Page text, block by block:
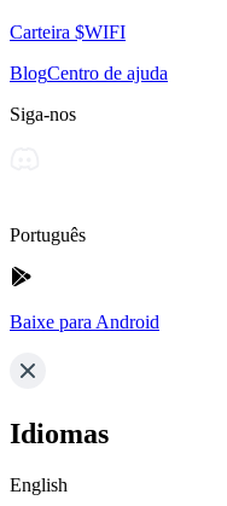
Carteira $WIFI
BlogCentro de ajuda
Siga-nos
Português
Baixe para Android
Idiomas
English